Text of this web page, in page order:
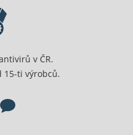
v ČR.
15-ti výrobců.